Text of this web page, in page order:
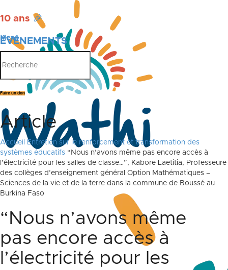
10 ans 🎉
ÉVÉNEMENTS
PUBLICATIONS
Menu
Faire un don
Article
Accueil
Entretien sur le renforcement et transformation des
systèmes éducatifs “Nous n’avons même pas encore accès à
l’électricité pour les salles de classe…”, Kabore Laetitia, Professeure
des collèges d’enseignement général Option Mathématiques –
Sciences de la vie et de la terre dans la commune de Boussé au
Burkina Faso
“Nous n’avons même
pas encore accès à
l’électricité pour les